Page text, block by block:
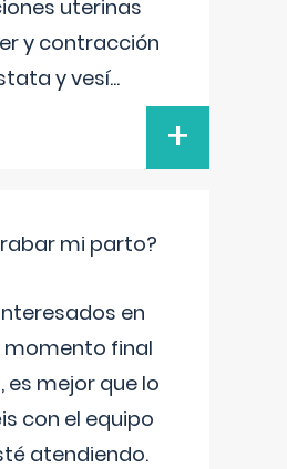
uterinas
y contracción
y vesí...
+
mi parto?
en
momento final
es mejor que lo
con el equipo
atendiendo.